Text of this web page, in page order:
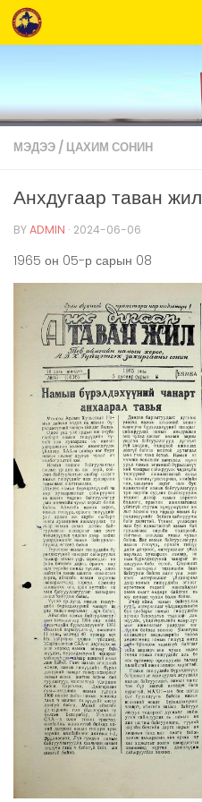
Skip to content
МЭДЭЭ / ЦАХИМ СОНИН
Анхдугаар таван жил
BYADMIN · 2024-06-06
1965 он 05-р сарын 08